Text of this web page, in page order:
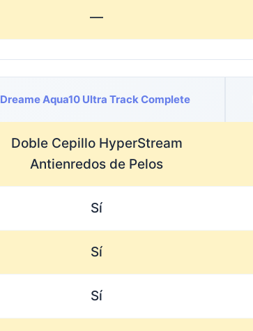
—
Dreame Aqua10 Ultra Track Complete
Doble Cepillo HyperStream
Antienredos de Pelos
Sí
Sí
Sí